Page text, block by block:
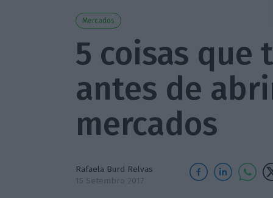
Mercados
5 coisas que
antes de
mercados
Rafaela Burd Relvas
15 Setembro 2017